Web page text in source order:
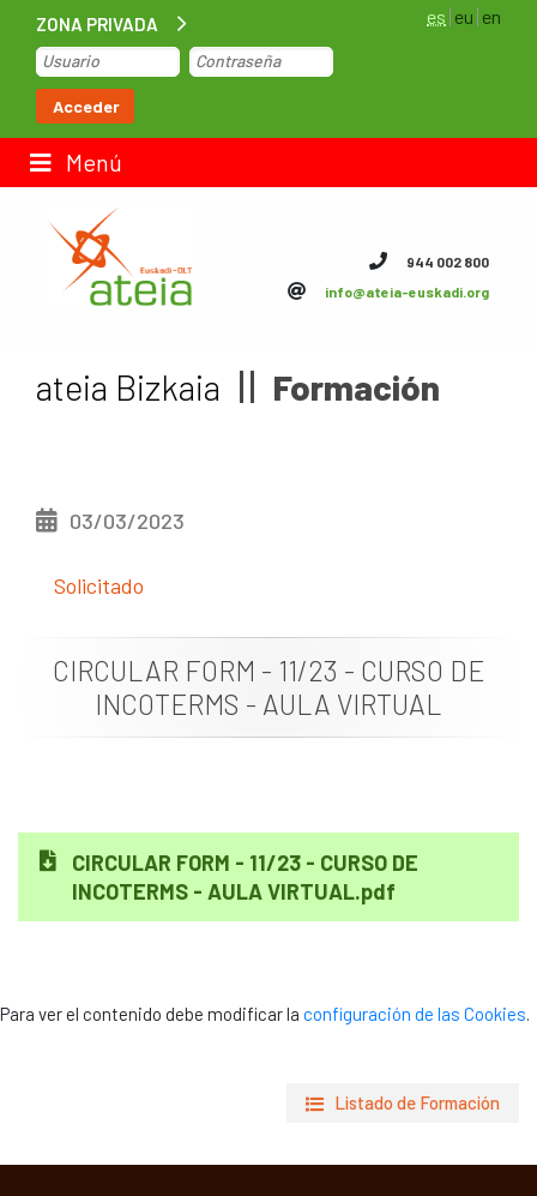
ZONA PRIVADA
Acceder
es eu en
Menú
Inicio
Bolsa de trabajo
Contacto
ateia Gipuzkoa
944 002 800
info@ateia-euskadi.org
ateia Bizkaia Formación
03/03/2023
Solicitado
CIRCULAR FORM - 11/23 - CURSO DE
INCOTERMS - AULA VIRTUAL
CIRCULAR FORM - 11/23 - CURSO DE
INCOTERMS - AULA VIRTUAL.pdf
Para ver el contenido debe modificar la configuración de las Cookies.
Listado de Formación